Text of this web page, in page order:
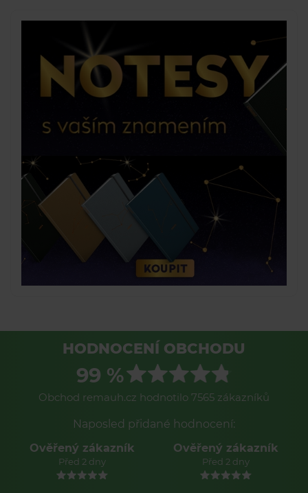
HODNOCENÍ OBCHODU
99 %
Obchod remauh.cz hodnotilo 7565 zákazníků
Naposled přidané hodnocení:
Ověřený zákazník
Před 2 dny
Ověřený zákazník
Před 2 dny